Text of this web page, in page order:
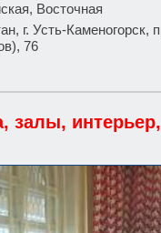
Восточная
г. Усть-Каменогорск,
76
залы,